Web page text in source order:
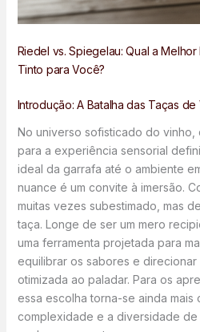
Riedel vs. Spiegelau: Qual a
Tinto para Você?
Introdução: A Batalha das Taças
No universo sofisticado do
para a experiência sensorial
ideal da garrafa até o ambiente
nuance é um convite à imersão.
muitas vezes subestimado, mas
taça. Longe de ser um mero
uma ferramenta projetada para
equilibrar os sabores e
otimizada ao paladar. Para os
essa escolha torna-se ainda mais
complexidade e a diversidade